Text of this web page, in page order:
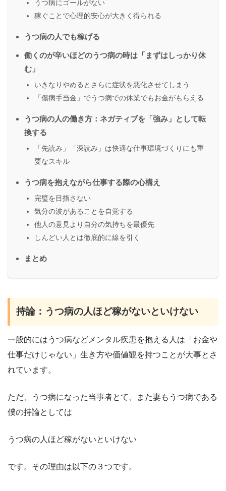
うつ病にゴールがない
稼ぐことで心理的安心が大きく得られる
うつ病の人でも稼げる
働くのが辛いほどのうつ病の時は「まずはしっかり休
む」
いきなりやめるとさらに症状を悪化させてしまう
「傷病手当金」でうつ病での休業でもお金がもらえる
うつ病の人の働き方：ネガティブを「強み」として転
換する
「先読み」「深読み」は快適な仕事環境づくりにも重
要なスキル
うつ病を抱えながら仕事する際の心構え
完璧を目指さない
気分の波があることを自覚する
他人の意見より自分の気持ちを最優先
しんどい人とは徹底的に線を引く
まとめ
持論：うつ病の人ほど稼がないといけない
一般的にはうつ病などメンタル疾患を抱える人は「お金や
仕事だけじゃない」生き方や価値観を持つことが大事とさ
れています。
ただ、うつ病になった当事者とて、また妻もうつ病である
僕の持論としては
うつ病の人ほど稼がないといけない
です。その理由は以下の３つです。